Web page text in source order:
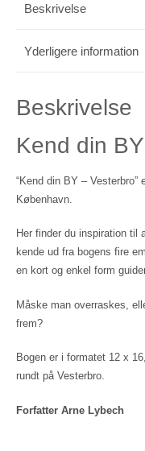
Beskrivelse
Yderligere information
Beskrivelse
Kend din
“Kend din BY –
København.
Her finder du inspiration
kende ud fra bogens fire
en kort og enkel form
Måske man overraskes,
frem?
Bogen er i formatet 12 x
rundt på Vesterbro.
Forfatter Arne Lybech